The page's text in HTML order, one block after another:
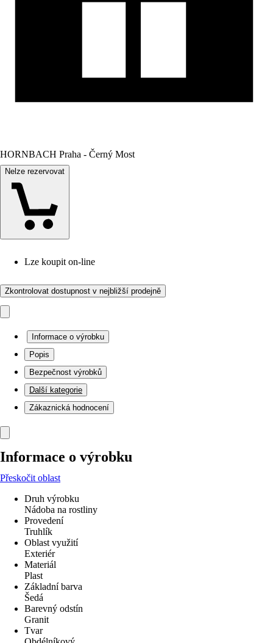
HORNBACH Praha - Černý Most
Nelze rezervovat
Lze koupit on-line
Zkontrolovat dostupnost v nejbližší prodejně
Informace o výrobku
Popis
Bezpečnost výrobků
Další kategorie
Zákaznická hodnocení
Informace o výrobku
Přeskočit oblast
Druh výrobku
Nádoba na rostliny
Provedení
Truhlík
Oblast využití
Exteriér
Materiál
Plast
Základní barva
Šedá
Barevný odstín
Granit
Tvar